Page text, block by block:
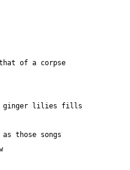
that of a corpse
ginger lilies fills
those songs